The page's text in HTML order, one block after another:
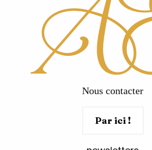
Nous contacter
Par ici !